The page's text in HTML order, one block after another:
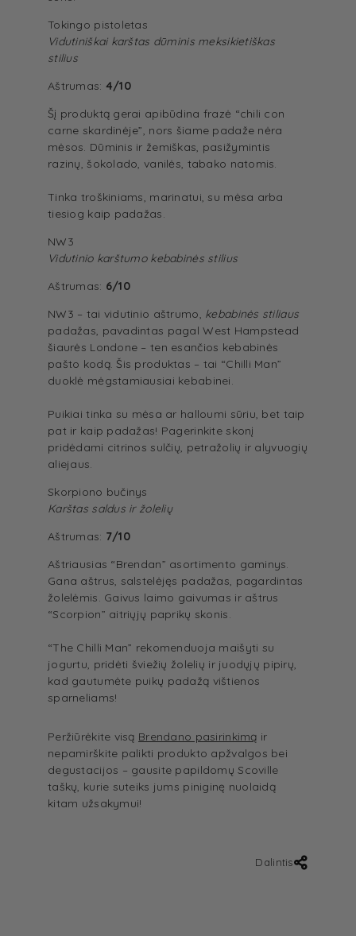
Tokingo pistoletas
Vidutiniškai karštas dūminis meksikietiškas
stilius
Aštrumas: 4/10
Šį produktą gerai apibūdina frazė “chili con
carne skardinėje”, nors šiame padaže nėra
mėsos. Dūminis ir žemiškas, pasižymintis
razinų, šokolado, vanilės, tabako natomis.
Tinka troškiniams, marinatui, su mėsa arba
tiesiog kaip padažas.
NW3
Vidutinio karštumo kebabinės stilius
Aštrumas: 6/10
NW3 – tai vidutinio aštrumo, kebabinės stiliaus
padažas, pavadintas pagal West Hampstead
šiaurės Londone – ten esančios kebabinės
pašto kodą. Šis produktas – tai “Chilli Man”
duoklė mėgstamiausiai kebabinei.
Puikiai tinka su mėsa ar halloumi sūriu, bet taip
pat ir kaip padažas! Pagerinkite skonį
pridėdami citrinos sulčių, petražolių ir alyvuogių
aliejaus.
Skorpiono bučinys
Karštas saldus ir žolelių
Aštrumas: 7/10
Aštriausias “Brendan” asortimento gaminys.
Gana aštrus, salstelėjęs padažas, pagardintas
žolelėmis. Gaivus laimo gaivumas ir aštrus
“Scorpion” aitriųjų paprikų skonis.
“The Chilli Man” rekomenduoja maišyti su
jogurtu, pridėti šviežių žolelių ir juodųjų pipirų,
kad gautumėte puikų padažą vištienos
sparneliams!
Peržiūrėkite visą Brendano pasirinkimą ir
nepamirškite palikti produkto apžvalgos bei
degustacijos – gausite papildomų Scoville
taškų, kurie suteiks jums piniginę nuolaidą
kitam užsakymui!
Dalintis